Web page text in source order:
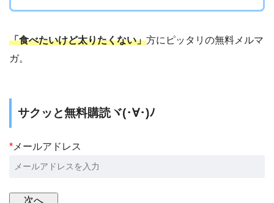
「食べたいけど太りたくない」方にピッタリの無料メルマ
ガ。
サクッと無料購読ヾ(･∀･)ﾉ
* メールアドレス